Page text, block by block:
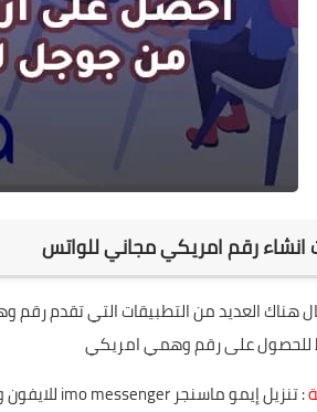
رقم امريكي مجاني للواتس
هناك العديد من التطبيقات التي تقدم
على رقم وهمي امريكي
:تنزيل إيمو ماسنجر imo messenger للايفون والاندرويد والكمبيوتر